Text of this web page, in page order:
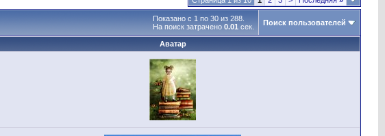
Показано с 1 по 30 из 288.
На поиск затрачено 0.01 сек. Поиск пользователей
Аватар